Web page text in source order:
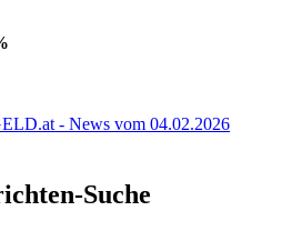
- News vom 04.02.2026
Suche